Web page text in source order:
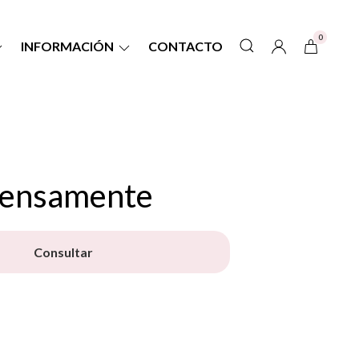
INFORMACIÓN CONTACTO
0
Consultar